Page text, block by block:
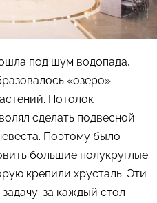
под шум водопада,
«озеро»
Потолок
сделать подвесной
Поэтому было
большие полукруглые
крепили хрусталь. Эти
за каждый стол